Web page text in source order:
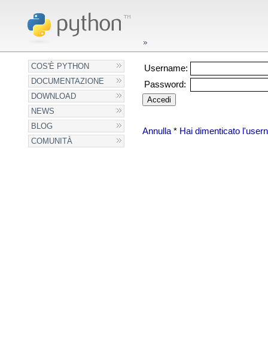
COS'È PYTHON
DOCUMENTAZIONE
DOWNLOAD
NEWS
BLOG
COMUNITÀ
Username:
Password:
Annulla* Hai dimenticato